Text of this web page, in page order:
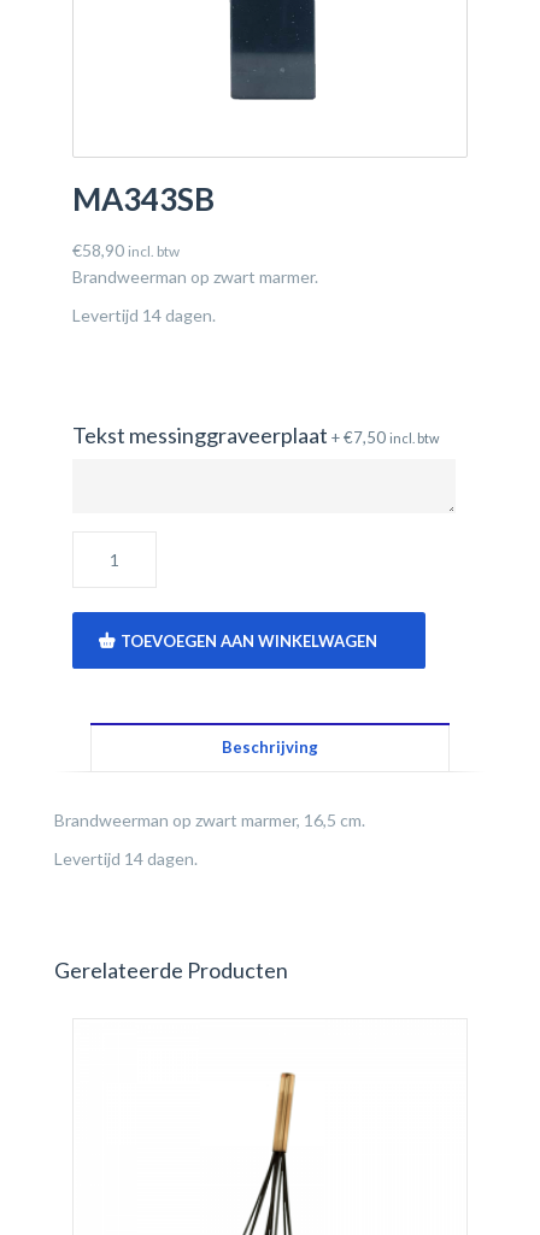
MA343SB
€58,90 incl. btw
Brandweerman op zwart marmer.
Levertijd 14 dagen.
Tekst messinggraveerplaat +€7,50 incl. btw
TOEVOEGEN AAN WINKELWAGEN
Beschrijving
Brandweerman op zwart marmer, 16,5 cm.
Levertijd 14 dagen.
Gerelateerde Producten